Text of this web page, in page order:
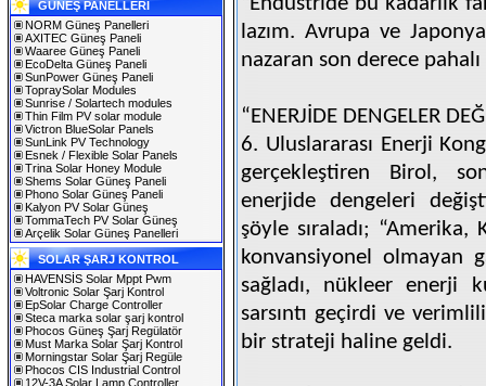
GÜNEŞ PANELLERI
NORM Güneş Panelleri
AXITEC Güneş Paneli
Waaree Güneş Paneli
EcoDelta Güneş Paneli
SunPower Güneş Paneli
TopraySolar Modules
Sunrise / Solartech modules
Thin Film PV solar module
Victron BlueSolar Panels
SunLink PV Technology
Esnek / Flexible Solar Panels
Trina Solar Honey Module
Shems Solar Güneş Paneli
Phono Solar Güneş Paneli
Kalyon PV Solar Güneş
TommaTech PV Solar Güneş
Arçelik Solar Güneş Panelleri
SOLAR ŞARJ KONTROL
HAVENSİS Solar Mppt Pwm
Voltronic Solar Şarj Kontrol
EpSolar Charge Controller
Steca marka solar şarj kontrol
Phocos Güneş Şarj Regülatör
Must Marka Solar Şarj Kontrol
Morningstar Solar Şarj Regüle
Phocos CIS Industrial Control
12V-3A Solar Lamp Controller
lazım. Avrupa ve
nazaran son derece
“ENERJİDE DENGELER
6. Uluslararası Enerji
gerçekleştiren Birol,
enerjide dengeleri
şöyle sıraladı;
konvansiyonel olmayan
sağladı, nükleer enerji
sarsıntı geçirdi ve
bir strateji haline geldi.